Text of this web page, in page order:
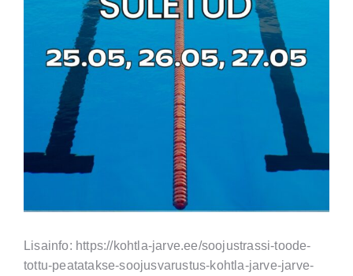
Lisainfo: https://kohtla-jarve.ee/soojustrassi-toode-
tottu-peatatakse-soojusvarustus-kohtla-jarve-jarve-